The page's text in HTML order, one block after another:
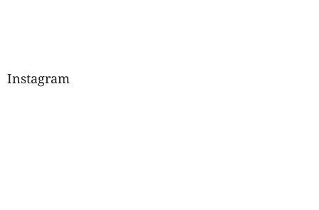
Instagram